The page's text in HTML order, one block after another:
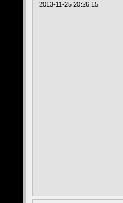
2013-11-25 20:26:15